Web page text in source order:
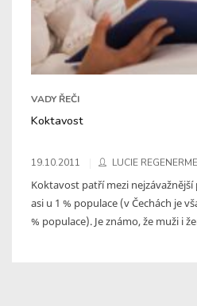
VADY ŘEČI
Koktavost
19.10.2011 LUCIE
Koktavost patří mezi
asi u 1 % populace (v Čechách je
% populace). Je známo, že muži i